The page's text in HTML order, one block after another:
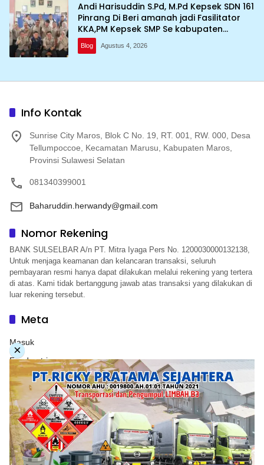
Andi Harisuddin S.Pd, M.Pd Kepsek SDN 161
Pinrang Di Beri amanah jadi Fasilitator
KKA,PM Kepsek SMP Se kabupaten
Pinrang
Blog Agustus 4, 2026
Info Kontak
Sunrise City Maros, Blok C No. 19, RT. 001, RW. 000, Desa
Tellumpoccoe, Kecamatan Marusu, Kabupaten Maros,
Provinsi Sulawesi Selatan
081340399001
Baharuddin.herwandy@gmail.com
Nomor Rekening
BANK SULSELBAR A/n PT. Mitra Iyaga Pers No. 1200030000132138,
Untuk menjaga keamanan dan kelancaran transaksi, seluruh
pembayaran resmi hanya dapat dilakukan melalui rekening yang tertera
di atas. Kami tidak bertanggung jawab atas transaksi yang dilakukan di
luar rekening tersebut.
Meta
Masuk
Feed entri
Feed komentar
WordPress.org
×